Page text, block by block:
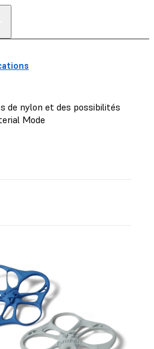
de nylon et des possibilités
Mode